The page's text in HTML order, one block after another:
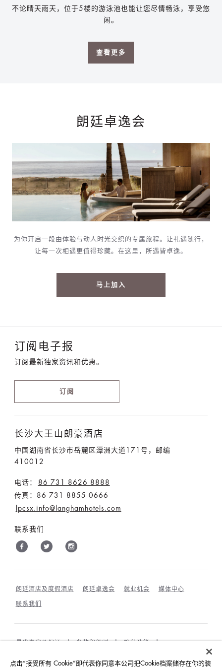
不论晴天雨天，位于5楼的游泳池也能让您尽情畅泳，享受悠
闲。
查看更多
朗廷卓逸会
为你开启一段由体验与动人时光交织的专属旅程。让礼遇随行，
让每一次相遇更值得珍藏。在这里，所遇皆卓逸。
马上加入
订阅电子报
订阅最新独家资讯和优惠。
订阅
长沙大王山朗豪酒店
中国湖南省长沙市岳麓区潭洲大道171号，邮编
410012
电话：
86 731 8626 8888
传真：86 731 8855 0666
lpcsx.info@langhamhotels.com
联系我们
朗廷酒店及度假酒店 朗廷卓逸会 就业机会 媒体中心
联系我们
最优惠房价保证 条款和细则 隐私政策
点击“接受所有 Cookie”即代表你同意本公司把Cookie档案储存在你的装